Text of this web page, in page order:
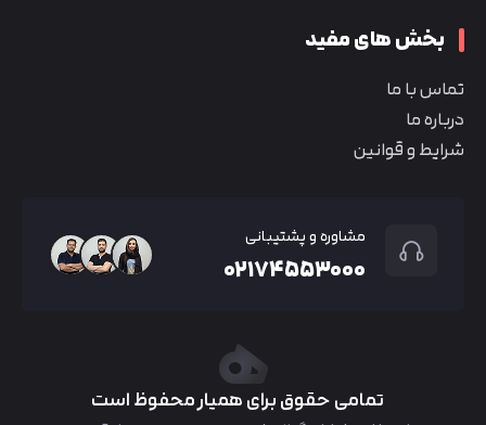
بخش های مفید
تماس با ما
درباره ما
شرایط و قوانین
مشاوره و پشتیبانی
۰۲۱۷۴۵۵۳۰۰۰
تمامی حقوق برای همیار محفوظ است